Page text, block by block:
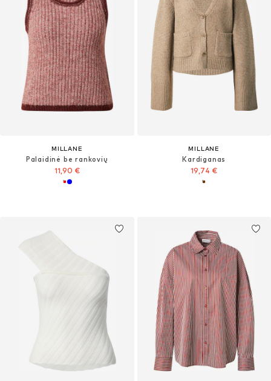
MILLANE
Palaidinė be rankovių
11,90 €
MILLANE
Kardiganas
19,74 €